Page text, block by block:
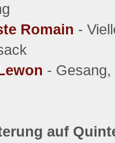
Romain -
- Gesang,
auf